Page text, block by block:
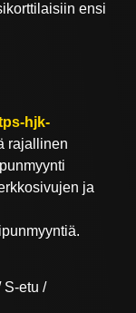
ensi
hjk-
rajallinen
ja
S-etu /